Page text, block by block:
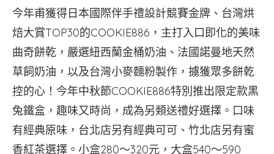
今年甫獲得日本國際伴手禮設計競賽金牌、台灣烘
焙大賞TOP30的COOKIE886，主打入口即化的美味
曲奇餅乾，嚴選紐西蘭金桶奶油、法國諾曼地天然
草飼奶油，以及台灣小麥麵粉製作，擄獲眾多餅乾
控的心！今年中秋節COOKIE886特別推出限定款黑
兔鐵盒，趣味又時尚，成為另類送禮好選擇。口味
有經典原味，台北店另有經典可可、竹北店另有蜜
香紅茶選擇。小盒280～320元，大盒540～590